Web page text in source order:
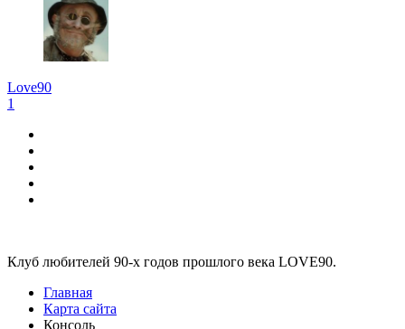
Love90
1
Клуб любителей 90-х годов прошлого века LOVE90.
Главная
Карта сайта
Консоль